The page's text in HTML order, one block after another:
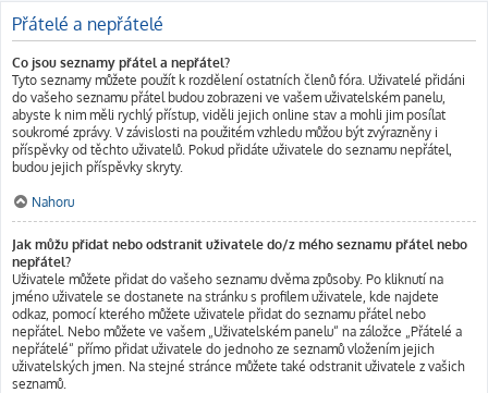
Přátelé a nepřátelé
Co jsou seznamy přátel a nepřátel?
Tyto seznamy můžete použít k rozdělení ostatních členů fóra. Uživatelé přidáni
do vašeho seznamu přátel budou zobrazeni ve vašem uživatelském panelu,
abyste k nim měli rychlý přístup, viděli jejich online stav a mohli jim posílat
soukromé zprávy. V závislosti na použitém vzhledu můžou být zvýrazněny i
příspěvky od těchto uživatelů. Pokud přidáte uživatele do seznamu nepřátel,
budou jejich příspěvky skryty.
Nahoru
Jak můžu přidat nebo odstranit uživatele do/z mého seznamu přátel nebo
nepřátel?
Uživatele můžete přidat do vašeho seznamu dvěma způsoby. Po kliknutí na
jméno uživatele se dostanete na stránku s profilem uživatele, kde najdete
odkaz, pomocí kterého můžete uživatele přidat do seznamu přátel nebo
nepřátel. Nebo můžete ve vašem „Uživatelském panelu“ na záložce „Přátelé a
nepřátelé“ přímo přidat uživatele do jednoho ze seznamů vložením jejich
uživatelských jmen. Na stejné stránce můžete také odstranit uživatele z vašich
seznamů.